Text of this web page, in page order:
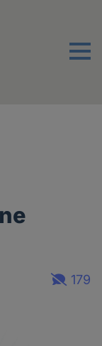
Menu
179